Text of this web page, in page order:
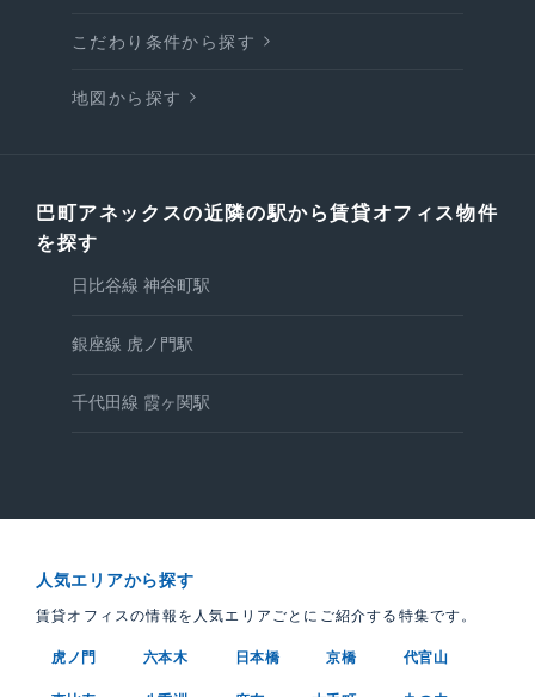
こだわり条件から探す
地図から探す
巴町アネックスの近隣の駅から賃貸オフィス物件
を探す
日比谷線 神谷町駅
銀座線 虎ノ門駅
千代田線 霞ヶ関駅
人気エリアから探す
賃貸オフィスの情報を人気エリアごとにご紹介する特集です。
虎ノ門 六本木 日本橋 京橋 代官山